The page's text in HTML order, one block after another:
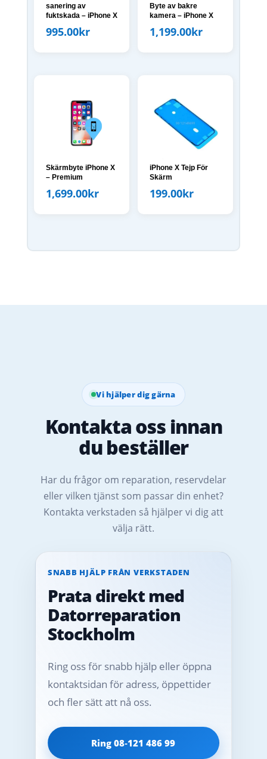
sanering av
fuktskada – iPhone X
995.00kr
Byte av bakre
kamera – iPhone X
1,199.00kr
Skärmbyte iPhone X
– Premium
1,699.00kr
iPhone X Tejp För
Skärm
199.00kr
Vi hjälper dig gärna
Kontakta oss innan
du beställer
Har du frågor om reparation, reservdelar
eller vilken tjänst som passar din enhet?
Kontakta verkstaden så hjälper vi dig att
välja rätt.
SNABB HJÄLP FRÅN VERKSTADEN
Prata direkt med
Datorreparation
Stockholm
Ring oss för snabb hjälp eller öppna
kontaktsidan för adress, öppettider
och fler sätt att nå oss.
Ring 08‑121 486 99